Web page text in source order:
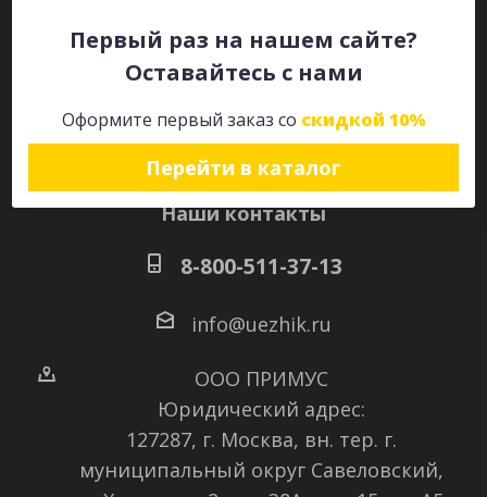
Первый раз на нашем сайте?
Оставайтесь с нами
Оформите первый заказ со скидкой 10%
Перейти в каталог
Наши контакты
8-800-511-37-13
info@uezhik.ru
ООО ПРИМУС
Юридический адрес:
127287, г. Москва, вн. тер. г.
муниципальный округ Савеловский,